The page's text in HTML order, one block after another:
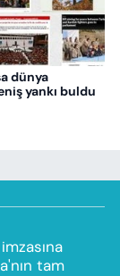
dünya
yankı buldu
tam